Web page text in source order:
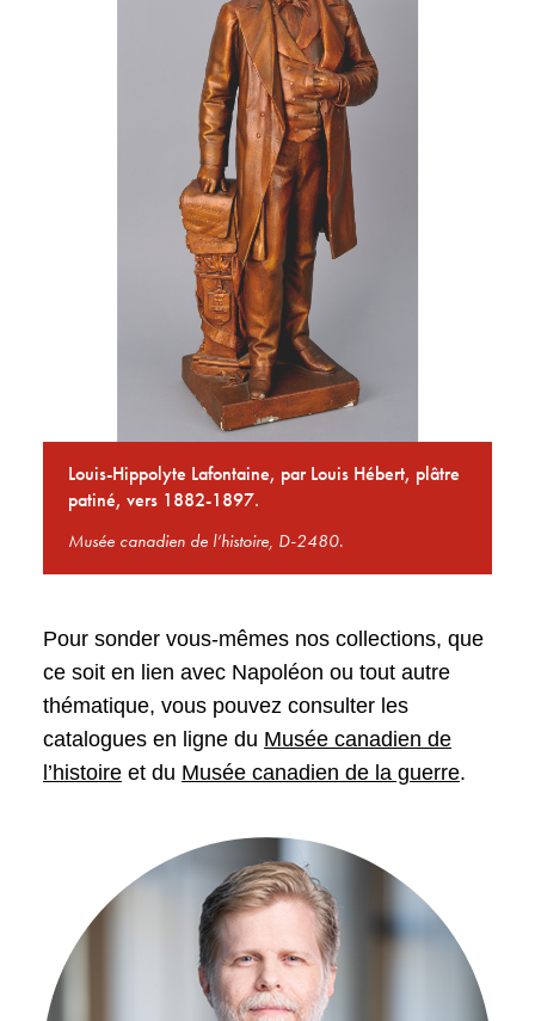
Louis-Hippolyte Lafontaine, par Louis Hébert, plâtre
patiné, vers 1882-1897.
Musée canadien de l’histoire, D-2480.
Pour sonder vous-mêmes nos collections, que
ce soit en lien avec Napoléon ou tout autre
thématique, vous pouvez consulter les
catalogues en ligne du Musée canadien de
l’histoire et du Musée canadien de la guerre.